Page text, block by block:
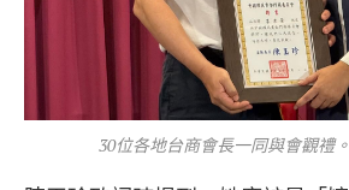
30位各地台商會長一同與會觀禮